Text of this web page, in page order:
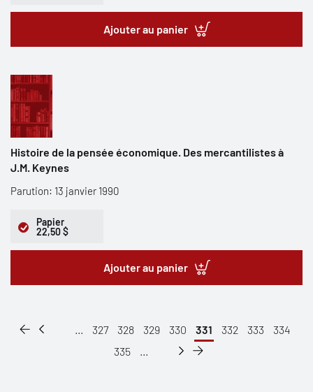
Ajouter au panier
Histoire de la pensée économique. Des mercantilistes à
J.M. Keynes
Parution: 13 janvier 1990
Papier
22,50 $
Ajouter au panier
... 327 328 329 330 331 332 333
334
335
...